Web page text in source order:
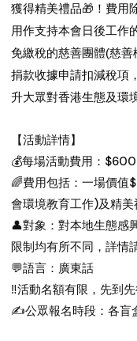
獲得精美禮品🎁 ！費用
用作支持本會日後工作
免繳稅的慈善團體(慈善
捐款收據申請扣減稅項
升大眾對香港生態及環
【活動詳情】
💰每場活動費用：$600
🌈費用包括：一場價
會環境教育工作)及精
👤對象：對本地生態感
限制均有所不同，詳情
💬語言：廣東話
‼️活動名額有限，先到
✍️公眾報名時段：各盲